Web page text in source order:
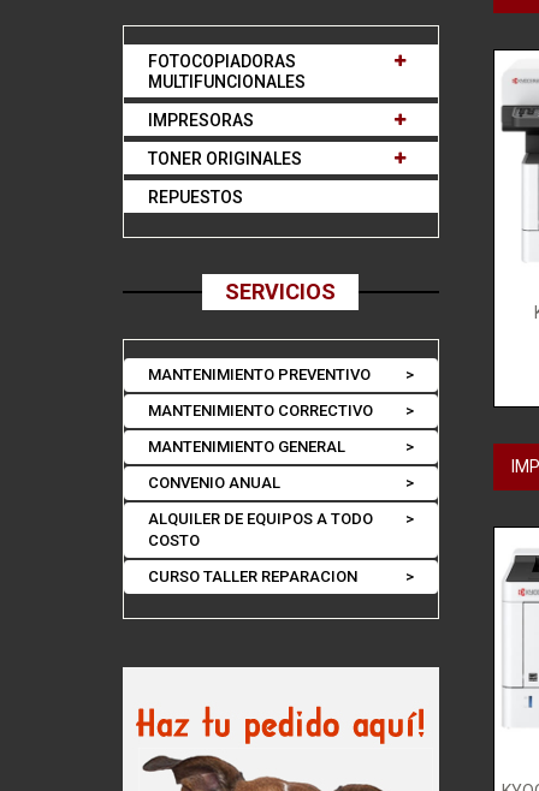
FOTOCOPIADORAS
MULTIFUNCIONALES
IMPRESORAS
TONER ORIGINALES
REPUESTOS
SERVICIOS
>
MANTENIMIENTO PREVENTIVO
>
MANTENIMIENTO CORRECTIVO
>
MANTENIMIENTO GENERAL
>
CONVENIO ANUAL
>
ALQUILER DE EQUIPOS A TODO
COSTO
>
CURSO TALLER REPARACION